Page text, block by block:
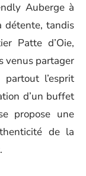
Auberge à
détente, tandis
Patte d’Oie,
venus partager
l’esprit
d’un buffet
propose une
de la